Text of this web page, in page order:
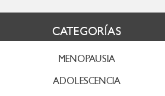
CATEGORÍAS
MENOPAUSIA
ADOLESCENCIA